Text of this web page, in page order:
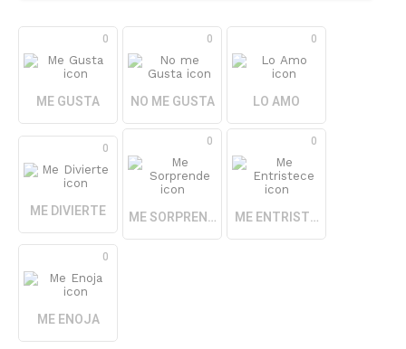
0
ME GUSTA
0
NO ME GUSTA
0
LO AMO
0
ME DIVIERTE
0
ME SORPRENDE
0
ME ENTRISTECE
0
ME ENOJA